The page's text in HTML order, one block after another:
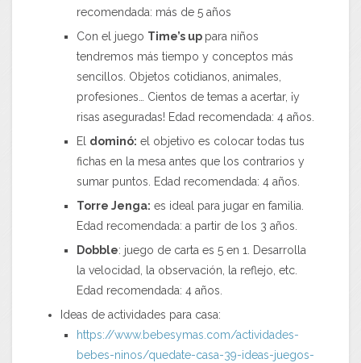
recomendada: más de 5 años
Con el juego Time’s up para niños
tendremos más tiempo y conceptos más
sencillos. Objetos cotidianos, animales,
profesiones… Cientos de temas a acertar, ¡y
risas aseguradas! Edad recomendada: 4 años.
El dominó: el objetivo es colocar todas tus
fichas en la mesa antes que los contrarios y
sumar puntos. Edad recomendada: 4 años.
Torre Jenga: es ideal para jugar en familia.
Edad recomendada: a partir de los 3 años.
Dobble: juego de carta es 5 en 1. Desarrolla
la velocidad, la observación, la reflejo, etc.
Edad recomendada: 4 años.
Ideas de actividades para casa:
https://www.bebesymas.com/actividades-
bebes-ninos/quedate-casa-39-ideas-juegos-